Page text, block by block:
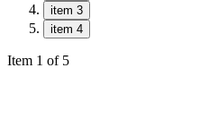
item 3
item 4
Item 1 of 5